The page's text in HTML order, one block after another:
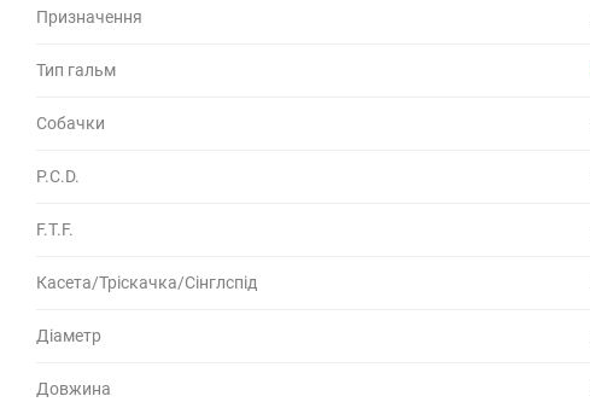
Призначення
Тип гальм
Собачки
P.C.D.
F.T.F.
Касета/Тріскачка/Сінглспід
Діаметр
Довжина